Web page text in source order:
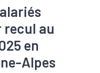
recul au
en
Alpes